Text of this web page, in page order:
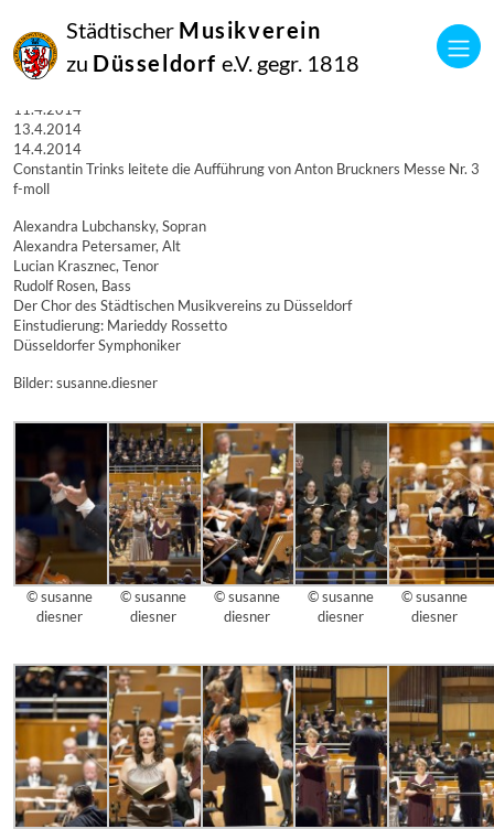
Städtischer Musikverein
zu Düsseldorf e.V. gegr. 1818
April
2014
Manfred Hill
11.4.2014
13.4.2014
14.4.2014
Constantin Trinks leitete die Aufführung von Anton Bruckners Messe Nr. 3
f-moll
Alexandra Lubchansky, Sopran
Alexandra Petersamer, Alt
Lucian Krasznec, Tenor
Rudolf Rosen, Bass
Der Chor des Städtischen Musikvereins zu Düsseldorf
Einstudierung: Marieddy Rossetto
Düsseldorfer Symphoniker
Bilder: susanne.diesner
© susanne
diesner
© susanne
diesner
© susanne
diesner
© susanne
diesner
© susanne
diesner